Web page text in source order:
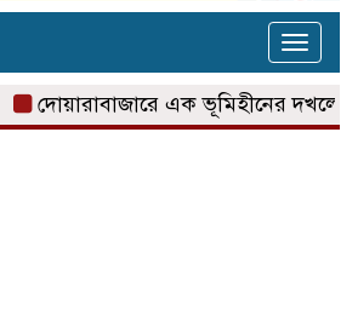
Toggle
দোয়ারাবাজারে এক ভূমিহীনের দখলে থাকা